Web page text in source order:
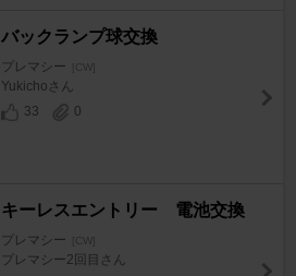
バックランプ球交換
プレマシー [CW]
Yukichoさん
33
0
キーレスエントリー 電池交換
プレマシー [CW]
プレマシー2回目さん